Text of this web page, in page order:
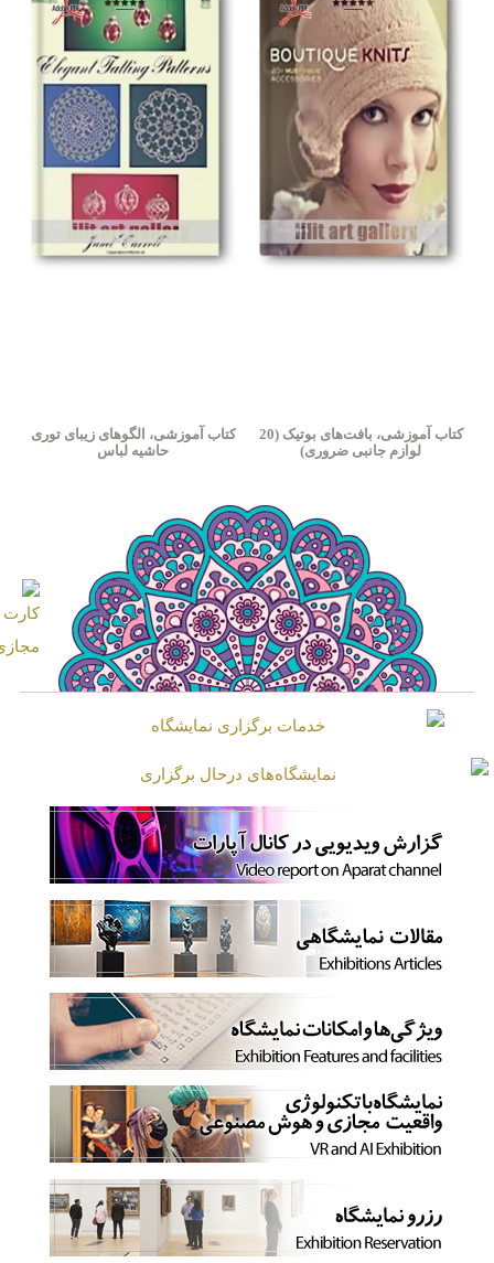
کتاب آموزشی، بافت‌های بوتیک (20
لوازم جانبی ضروری)
کتاب آموزشی، الگوهای زیبای توری
حاشیه‌ لباس